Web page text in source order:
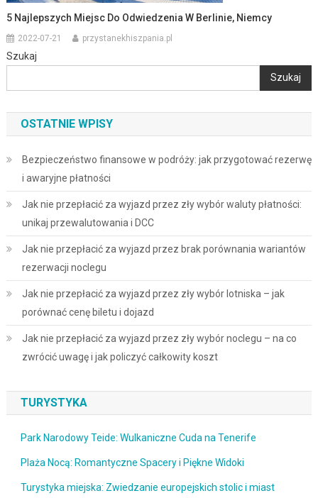
5 Najlepszych Miejsc Do Odwiedzenia W Berlinie, Niemcy
2022-07-21 przystanekhiszpania.pl
Szukaj
Szukaj
OSTATNIE WPISY
Bezpieczeństwo finansowe w podróży: jak przygotować rezerwę
i awaryjne płatności
Jak nie przepłacić za wyjazd przez zły wybór waluty płatności:
unikaj przewalutowania i DCC
Jak nie przepłacić za wyjazd przez brak porównania wariantów
rezerwacji noclegu
Jak nie przepłacić za wyjazd przez zły wybór lotniska – jak
porównać cenę biletu i dojazd
Jak nie przepłacić za wyjazd przez zły wybór noclegu – na co
zwrócić uwagę i jak policzyć całkowity koszt
TURYSTYKA
Park Narodowy Teide: Wulkaniczne Cuda na Tenerife
Plaża Nocą: Romantyczne Spacery i Piękne Widoki
Turystyka miejska: Zwiedzanie europejskich stolic i miast